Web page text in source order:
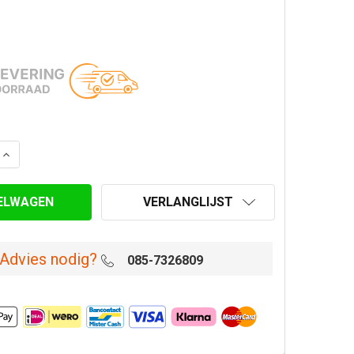
VAN T-STUK 90° Ø 150 MM DW GEÏSOLEERD
VERHOOG AANTAL VAN T-STUK 90° Ø 150 MM DW
VERLANGLIJST
Advies nodig? 085-7326809